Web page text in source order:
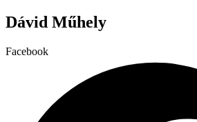
Dávid Műhely
Facebook